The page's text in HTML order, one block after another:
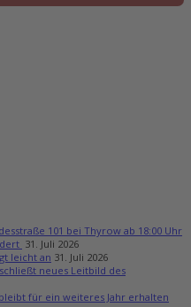
101 bei Thyrow ab 18:00 Uhr
31. Juli 2026
leicht an 31. Juli 2026
neues Leitbild des
für ein weiteres Jahr erhalten